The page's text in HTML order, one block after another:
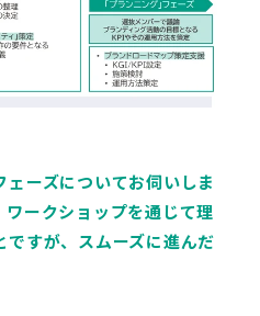
ェーズについてお伺いしま
ークショップを通じて理
すが、スムーズに進んだ